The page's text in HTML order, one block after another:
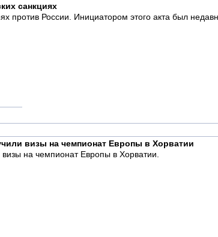
санкциях
против России. Инициатором этого акта был
визы на чемпионат Европы в Хорватии
на чемпионат Европы в Хорватии.